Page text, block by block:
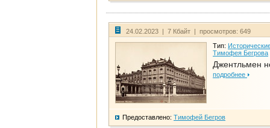
24.02.2023 | 7 Кбайт | просмотров: 649
Тип:
Тимофея Бегрова
Джентльмен
подробнее
Предоставлено: Тимофей Бегров